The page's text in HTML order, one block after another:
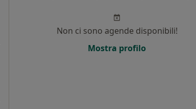
Non ci sono agende disponibili!
Mostra profilo